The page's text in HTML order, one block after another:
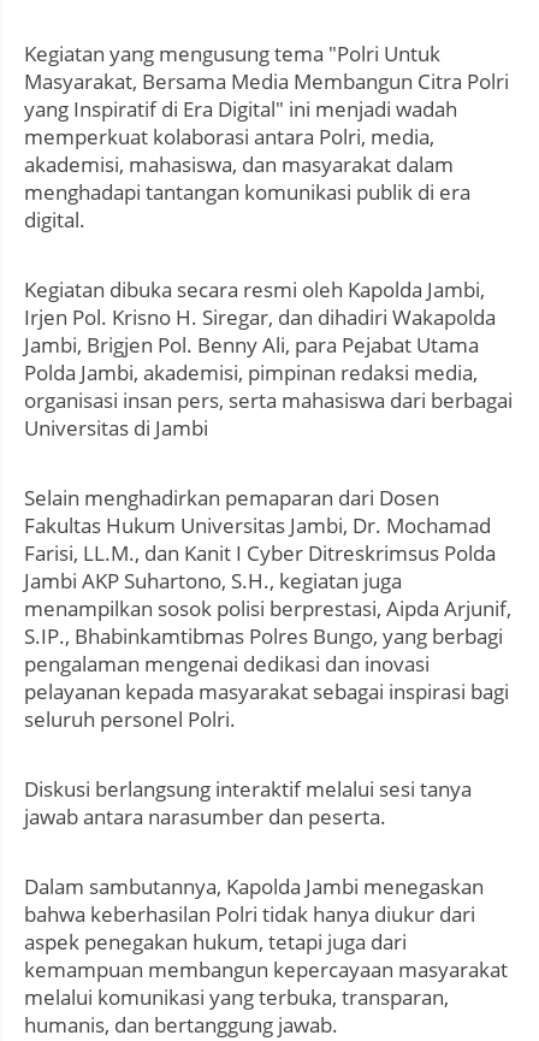
Kegiatan yang mengusung tema "Polri Untuk
Masyarakat, Bersama Media Membangun Citra Polri
yang Inspiratif di Era Digital" ini menjadi wadah
memperkuat kolaborasi antara Polri, media,
akademisi, mahasiswa, dan masyarakat dalam
menghadapi tantangan komunikasi publik di era
digital.
Kegiatan dibuka secara resmi oleh Kapolda Jambi,
Irjen Pol. Krisno H. Siregar, dan dihadiri Wakapolda
Jambi, Brigjen Pol. Benny Ali, para Pejabat Utama
Polda Jambi, akademisi, pimpinan redaksi media,
organisasi insan pers, serta mahasiswa dari berbagai
Universitas di Jambi
Selain menghadirkan pemaparan dari Dosen
Fakultas Hukum Universitas Jambi, Dr. Mochamad
Farisi, LL.M., dan Kanit I Cyber Ditreskrimsus Polda
Jambi AKP Suhartono, S.H., kegiatan juga
menampilkan sosok polisi berprestasi, Aipda Arjunif,
S.IP., Bhabinkamtibmas Polres Bungo, yang berbagi
pengalaman mengenai dedikasi dan inovasi
pelayanan kepada masyarakat sebagai inspirasi bagi
seluruh personel Polri.
Diskusi berlangsung interaktif melalui sesi tanya
jawab antara narasumber dan peserta.
Dalam sambutannya, Kapolda Jambi menegaskan
bahwa keberhasilan Polri tidak hanya diukur dari
aspek penegakan hukum, tetapi juga dari
kemampuan membangun kepercayaan masyarakat
melalui komunikasi yang terbuka, transparan,
humanis, dan bertanggung jawab.